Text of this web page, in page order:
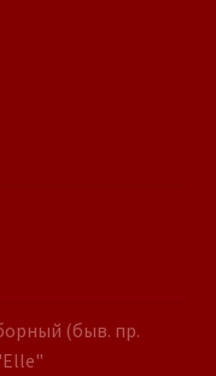
(быв. пр.